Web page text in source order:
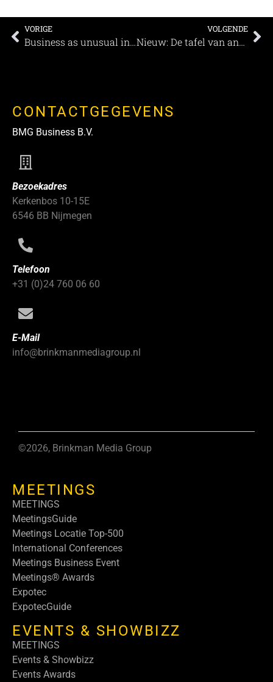
VORIGE
Business as unusual in de veilige omgeving van Center Parcs De Eemhof
VOLGENDE
Nieuw: De tafel van anderhalve meter
CONTACTGEGEVENS
BMG Business B.V.
Bezoekadres
Kerkenbos 10-15E
6546 BB Nijmegen
Telefoon
+31 (0)24 760 06 60
E-Mail
info@brinkmanmediagroup.nl
©2026, Brinkman Media Group
MEETINGS
MEETINGS
MeetingsGuide
Meetings Locatie Top-500
International Conferences
Meetings Business Event
Meetings® Awards
Expotec
ExpotecGuide
EVENTS & SHOWBIZZ
MEETINGS
Events & Showbizz
Events Awards